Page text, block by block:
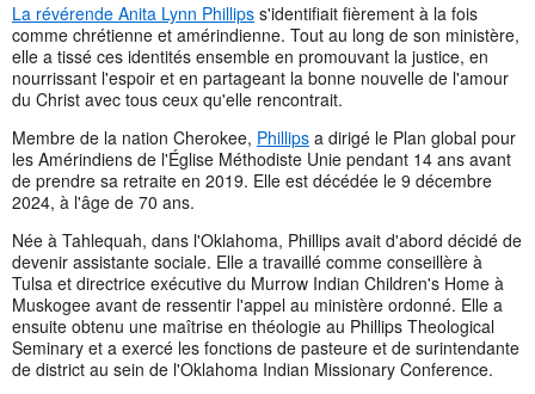
La révérende Anita Lynn Phillips s'identifiait fièrement à la fois
comme chrétienne et amérindienne. Tout au long de son ministère,
elle a tissé ces identités ensemble en promouvant la justice, en
nourrissant l'espoir et en partageant la bonne nouvelle de l'amour
du Christ avec tous ceux qu'elle rencontrait.
Membre de la nation Cherokee, Phillips a dirigé le Plan global pour
les Amérindiens de l'Église Méthodiste Unie pendant 14 ans avant
de prendre sa retraite en 2019. Elle est décédée le 9 décembre
2024, à l'âge de 70 ans.
Née à Tahlequah, dans l'Oklahoma, Phillips avait d'abord décidé de
devenir assistante sociale. Elle a travaillé comme conseillère à
Tulsa et directrice exécutive du Murrow Indian Children's Home à
Muskogee avant de ressentir l'appel au ministère ordonné. Elle a
ensuite obtenu une maîtrise en théologie au Phillips Theological
Seminary et a exercé les fonctions de pasteure et de surintendante
de district au sein de l'Oklahoma Indian Missionary Conference.